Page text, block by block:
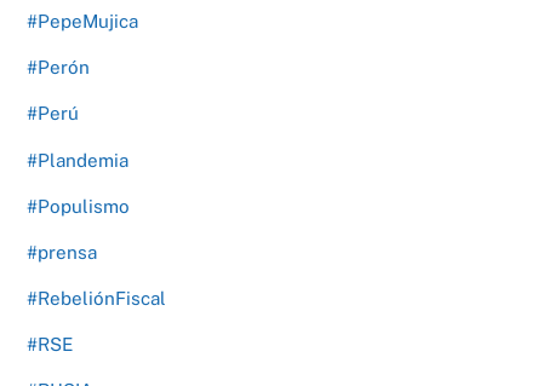
#PepeMujica
#Perón
#Perú
#Plandemia
#Populismo
#prensa
#RebeliónFiscal
#RSE